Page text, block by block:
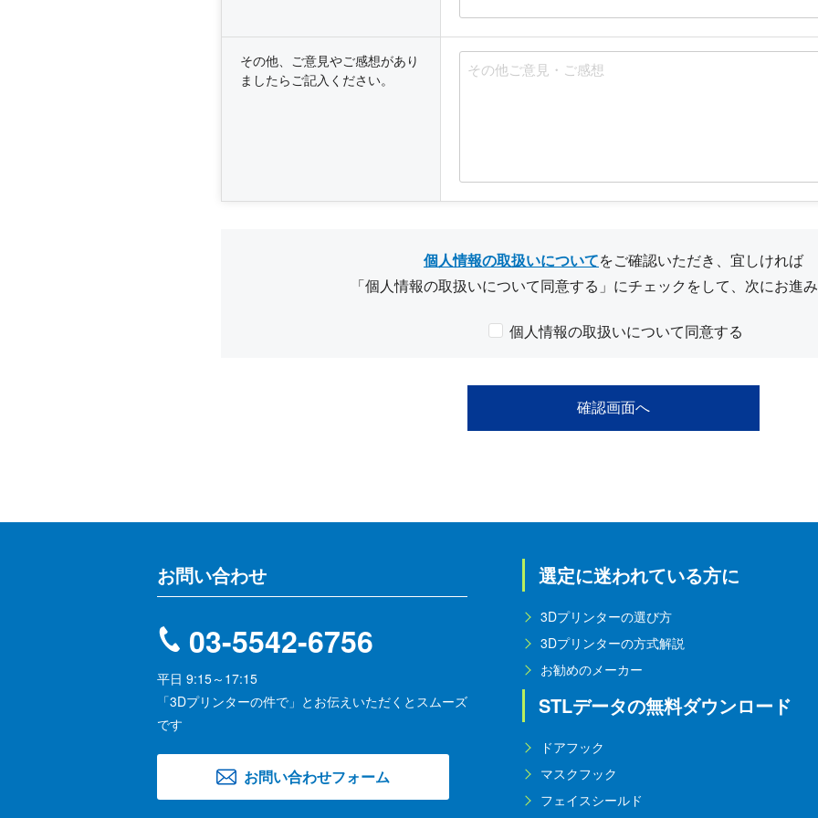
その他、ご意見やご感想があり
ましたらご記入ください。
個人情報の取扱いについてをご確認いただき、宜しければ
「個人情報の取扱いについて同意する」にチェックをして、次にお進
個人情報の取扱いについて同意する
選定に迷われている方に
3Dプリンターの選び方
3Dプリンターの方式解説
お勧めのメーカー
STLデータの無料ダウンロード
ドアフック
マスクフック
フェイスシールド
お問い合わせ
03-5542-6756
平日 9:15～17:15
「3Dプリンターの件で」とお伝えいただくとスムーズ
です
お問い合わせフォーム